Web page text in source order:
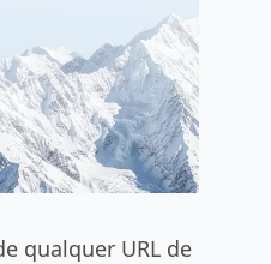
qualquer URL de